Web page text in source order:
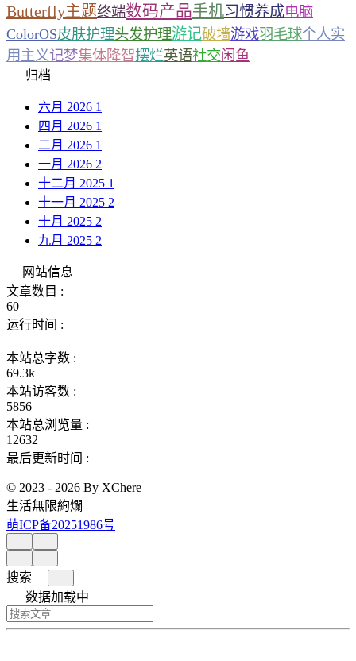
Butterfly主题终端数码产品手机习惯养成电脑
ColorOS皮肤护理头发护理游记破墙游戏羽毛球个人实
用主义记梦集体降智摆烂英语社交闲鱼
归档
六月 2026 1
四月 2026 1
二月 2026 1
一月 2026 2
十二月 2025 1
十一月 2025 2
十月 2025 2
九月 2025 2
网站信息
文章数目 :
60
运行时间 :
本站总字数 :
69.3k
本站访客数 :
5856
本站总浏览量 :
12632
最后更新时间 :
© 2023 - 2026 By XChere
生活無限絢爛
萌ICP备20251986号
搜索
数据加载中